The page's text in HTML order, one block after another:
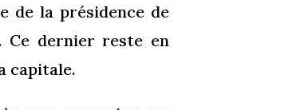
de la présidence de
Ce dernier reste en
capitale.